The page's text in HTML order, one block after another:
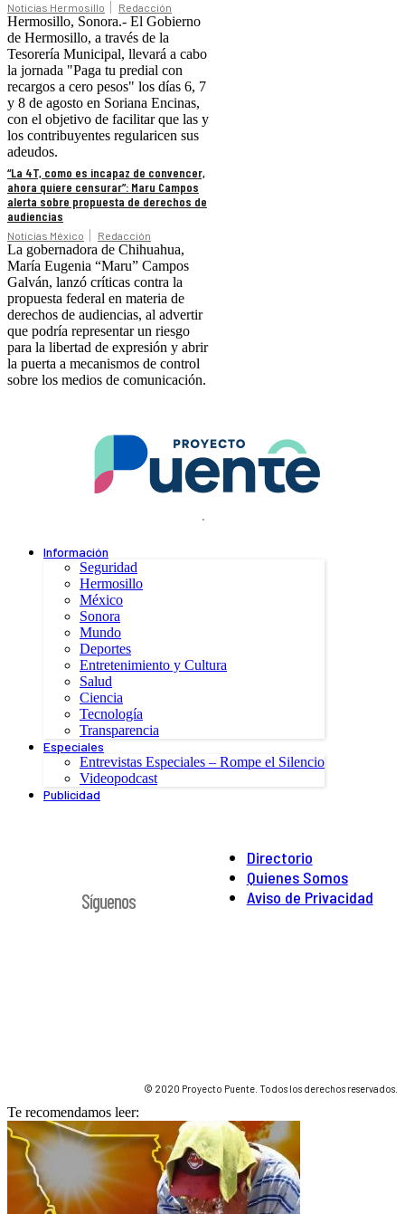
Noticias Hermosillo Redacción
Hermosillo, Sonora.- El Gobierno
de Hermosillo, a través de la
Tesorería Municipal, llevará a cabo
la jornada "Paga tu predial con
recargos a cero pesos" los días 6, 7
y 8 de agosto en Soriana Encinas,
con el objetivo de facilitar que las y
los contribuyentes regularicen sus
adeudos.
“La 4T, como es incapaz de convencer,
ahora quiere censurar”: Maru Campos
alerta sobre propuesta de derechos de
audiencias
Noticias México Redacción
La gobernadora de Chihuahua,
María Eugenia “Maru” Campos
Galván, lanzó críticas contra la
propuesta federal en materia de
derechos de audiencias, al advertir
que podría representar un riesgo
para la libertad de expresión y abrir
la puerta a mecanismos de control
sobre los medios de comunicación.
.
Información
Seguridad
Hermosillo
México
Sonora
Mundo
Deportes
Entretenimiento y Cultura
Salud
Ciencia
Tecnología
Transparencia
Especiales
Entrevistas Especiales – Rompe el Silencio
Videopodcast
Publicidad
Directorio
Quienes Somos
Aviso de Privacidad
Síguenos
© 2020 Proyecto Puente. Todos los derechos reservados.
Te recomendamos leer: